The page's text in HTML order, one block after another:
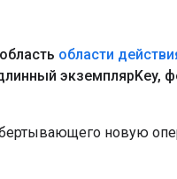
области
экземплярKey,
новую